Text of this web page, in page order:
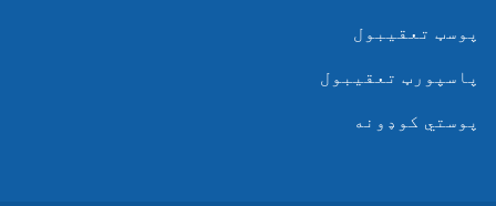
پوسټ تعقیبول
پاسپورټ تعقیبول
پوستي کوډونه